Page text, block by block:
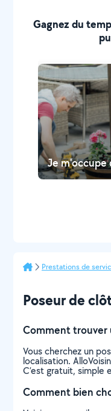
Gagnez du
Je m'occupe
Prestations de
Poseur de
Comment trouver
Vous cherchez un
localisation.
C’est gratuit, simple
Comment bien